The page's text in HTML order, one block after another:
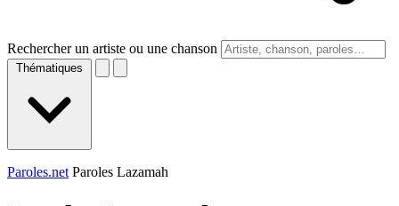
Rechercher un artiste ou une chanson
Thématiques
Paroles.net Paroles Lazamah